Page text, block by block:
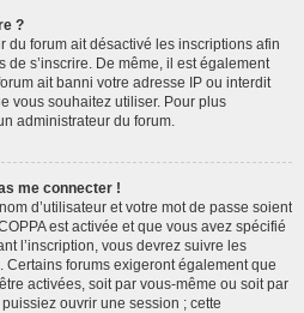
?
du forum ait désactivé les inscriptions afin
de s’inscrire. De même, il est également
ait banni votre adresse IP ou interdit
vous souhaitez utiliser. Pour plus
administrateur du forum.
me connecter !
d’utilisateur et votre mot de passe soient
est activée et que vous avez spécifié
l’inscription, vous devrez suivre les
forums exigeront également que
activées, soit par vous-même ou soit par
ouvrir une session ; cette